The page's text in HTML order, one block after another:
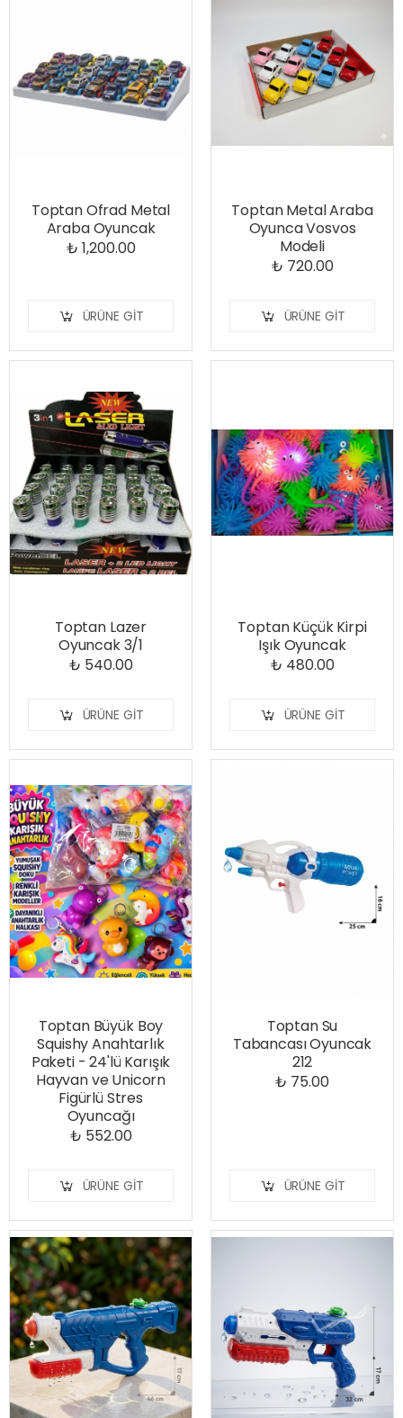
Toptan Ofrad Metal
Araba Oyuncak
₺ 1,200.00
ÜRÜNE GIT
Toptan Metal Araba
Oyunca Vosvos
Modeli
₺ 720.00
ÜRÜNE GIT
Toptan Lazer
Oyuncak 3/1
₺ 540.00
ÜRÜNE GIT
Toptan Küçük Kirpi
Işık Oyuncak
₺ 480.00
ÜRÜNE GIT
Toptan Büyük Boy
Squishy Anahtarlık
Paketi - 24'lü Karışık
Hayvan ve Unicorn
Figürlü Stres
Oyuncağı
₺ 552.00
ÜRÜNE GIT
Toptan Su
Tabancası Oyuncak
212
₺ 75.00
ÜRÜNE GIT